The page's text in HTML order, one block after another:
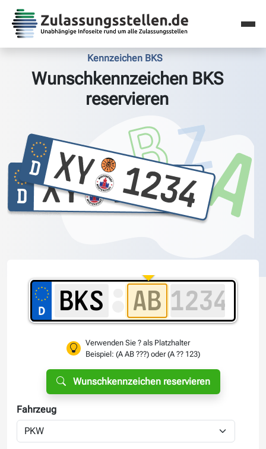
Kennzeichen BKS
Wunschkennzeichen BKS
reservieren
Verwenden Sie ? als Platzhalter
Beispiel: (A AB ???) oder (A ?? 123)
Wunschkennzeichen reservieren
Fahrzeug